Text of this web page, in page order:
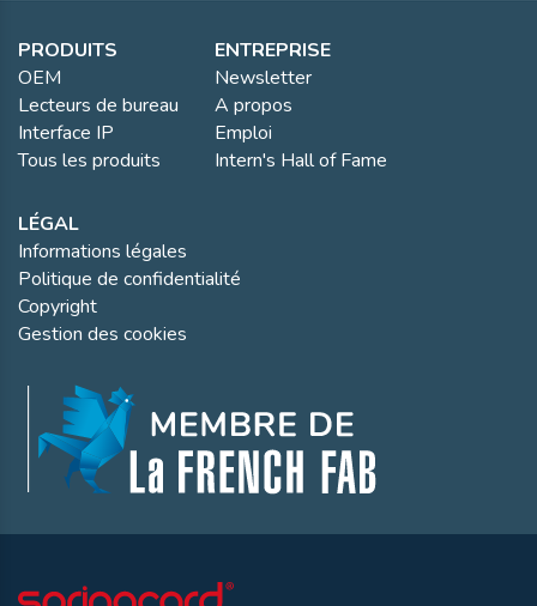
PRODUITS
OEM
Lecteurs de bureau
Interface IP
Tous les produits
ENTREPRISE
Newsletter
A propos
Emploi
Intern's Hall of Fame
LÉGAL
Informations légales
Politique de confidentialité
Copyright
Gestion des cookies